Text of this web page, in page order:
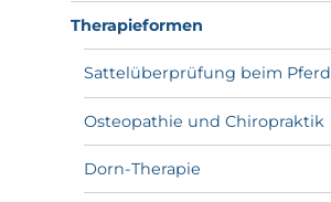
Therapieformen
Sattelüberprüfung beim Pferd
Osteopathie und Chiropraktik
Dorn-Therapie